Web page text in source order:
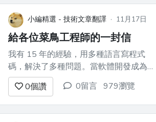
論他們在做某事時面臨的挑戰，並分享他
們的旅程是很有趣的。 它為解決特定問
題和建立獨特的解決方案提供了令人難
以...
小編精選 - 技術文章翻譯 · 11月17日
給各位菜鳥工程師的一封信
我有 15 年的經驗，用多種語言寫程式
碼，解決了多種問題。當軟體開發成為熱
門職業時，我開始了我的職業生涯。 看
看我們周圍發生的事情，我必須說幾句
話，我會保持現實。事情可能聽起來很刺
耳，但這比在鴉片中洩漏要好。 ## 不要
0個讚 0留言 979瀏覽